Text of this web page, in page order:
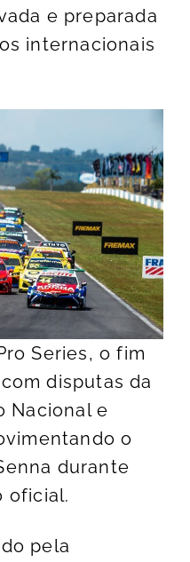
e preparada
internacionais
Series, o fim
disputas da
Nacional e
o
durante
oficial.
pela